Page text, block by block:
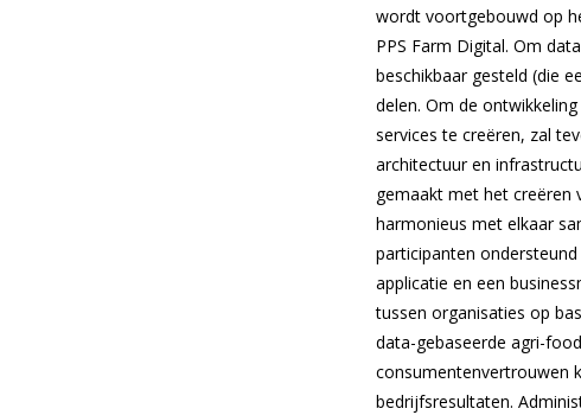
wordt voortgebouwd op
PPS Farm Digital. Om
beschikbaar gesteld (die
delen. Om de
services te creëren, zal
architectuur en
gemaakt met het creëren
harmonieus met elkaar
participanten
applicatie en een
tussen organisaties op
data-gebaseerde agri-
consumentenvertrouwen
bedrijfsresultaten.